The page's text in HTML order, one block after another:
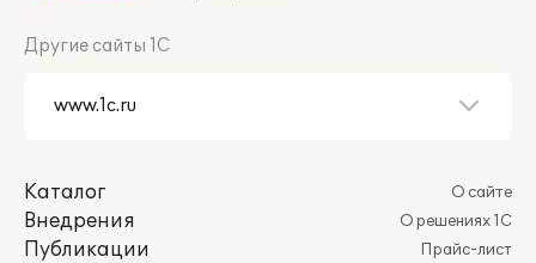
Другие сайты 1С
Каталог
Внедрения
Публикации
О сайте
О решениях 1С
Прайс-лист